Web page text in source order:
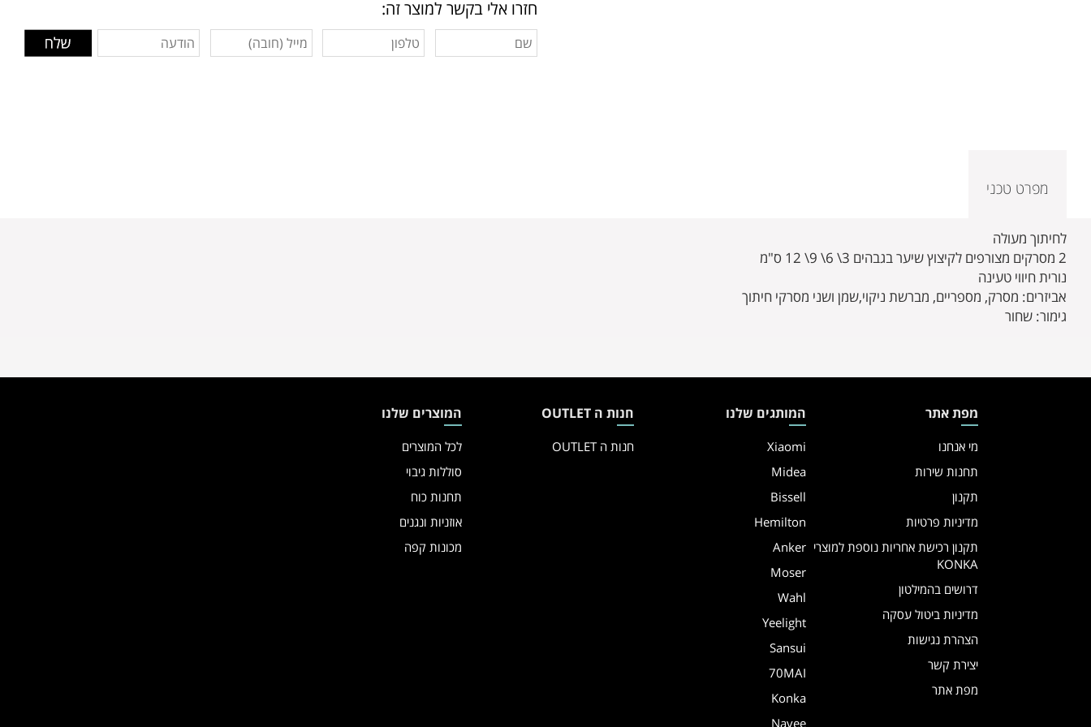
חזרו אלי בקשר למוצר זה:
מפרט טכני
לחיתוך מעולה
2 מסרקים מצורפים לקיצוץ שיער בגבהים 3\ 6\ 9\ 12 ס"מ
נורית חיווי טעינה
אביזרים: מסרק, מספריים, מברשת ניקוי,שמן ושני מסרקי חיתוך
גימור: שחור
מפת אתר
מי אנחנו
תחנות שירות
תקנון
מדיניות פרטיות
תקנון רכישת אחריות נוספת למוצרי
KONKA
דרושים בהמילטון
מדיניות ביטול עסקה
הצהרת נגישות
יצירת קשר
מפת אתר
המותגים שלנו
Xiaomi
Midea
Bissell
Hemilton
Anker
Moser
Wahl
Yeelight
Sansui
70MAI
Konka
Navee
חנות ה OUTLET
חנות ה OUTLET
המוצרים שלנו
לכל המוצרים
סוללות גיבוי
תחנות כוח
אוזניות ונגנים
מכונות קפה